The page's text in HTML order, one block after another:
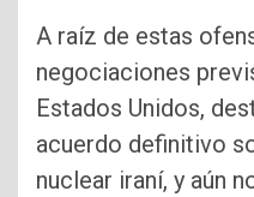
A raíz de estas
negociaciones
Estados Unidos,
acuerdo definitivo
nuclear iraní, y aún